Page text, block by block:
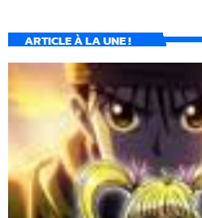
ARTICLE À LA UNE !